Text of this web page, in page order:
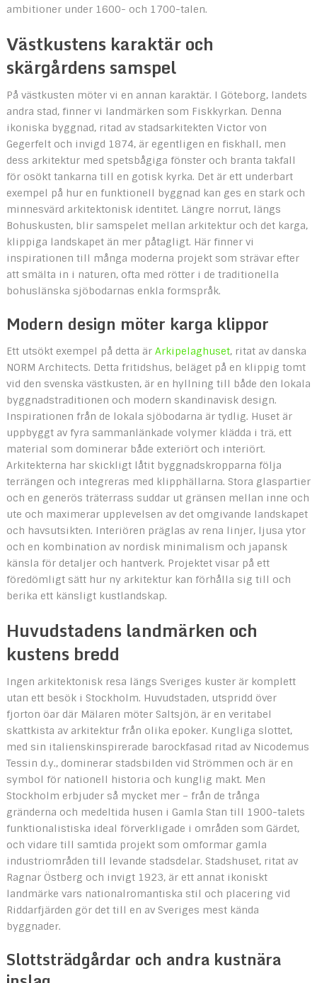
ambitioner under 1600- och 1700-talen.
Västkustens karaktär och
skärgårdens samspel
På västkusten möter vi en annan karaktär. I Göteborg, landets
andra stad, finner vi landmärken som Fiskkyrkan. Denna
ikoniska byggnad, ritad av stadsarkitekten Victor von
Gegerfelt och invigd 1874, är egentligen en fiskhall, men
dess arkitektur med spetsbågiga fönster och branta takfall
för osökt tankarna till en gotisk kyrka. Det är ett underbart
exempel på hur en funktionell byggnad kan ges en stark och
minnesvärd arkitektonisk identitet. Längre norrut, längs
Bohuskusten, blir samspelet mellan arkitektur och det karga,
klippiga landskapet än mer påtagligt. Här finner vi
inspirationen till många moderna projekt som strävar efter
att smälta in i naturen, ofta med rötter i de traditionella
bohuslänska sjöbodarnas enkla formspråk.
Modern design möter karga klippor
Ett utsökt exempel på detta är Arkipelaghuset, ritat av danska
NORM Architects. Detta fritidshus, beläget på en klippig tomt
vid den svenska västkusten, är en hyllning till både den lokala
byggnadstraditionen och modern skandinavisk design.
Inspirationen från de lokala sjöbodarna är tydlig. Huset är
uppbyggt av fyra sammanlänkade volymer klädda i trä, ett
material som dominerar både exteriört och interiört.
Arkitekterna har skickligt låtit byggnadskropparna följa
terrängen och integreras med klipphällarna. Stora glaspartier
och en generös träterrass suddar ut gränsen mellan inne och
ute och maximerar upplevelsen av det omgivande landskapet
och havsutsikten. Interiören präglas av rena linjer, ljusa ytor
och en kombination av nordisk minimalism och japansk
känsla för detaljer och hantverk. Projektet visar på ett
föredömligt sätt hur ny arkitektur kan förhålla sig till och
berika ett känsligt kustlandskap.
Huvudstadens landmärken och
kustens bredd
Ingen arkitektonisk resa längs Sveriges kuster är komplett
utan ett besök i Stockholm. Huvudstaden, utspridd över
fjorton öar där Mälaren möter Saltsjön, är en veritabel
skattkista av arkitektur från olika epoker. Kungliga slottet,
med sin italienskinspirerade barockfasad ritad av Nicodemus
Tessin d.y., dominerar stadsbilden vid Strömmen och är en
symbol för nationell historia och kunglig makt. Men
Stockholm erbjuder så mycket mer – från de trånga
gränderna och medeltida husen i Gamla Stan till 1900-talets
funktionalistiska ideal förverkligade i områden som Gärdet,
och vidare till samtida projekt som omformar gamla
industriområden till levande stadsdelar. Stadshuset, ritat av
Ragnar Östberg och invigt 1923, är ett annat ikoniskt
landmärke vars nationalromantiska stil och placering vid
Riddarfjärden gör det till en av Sveriges mest kända
byggnader.
Slottsträdgårdar och andra kustnära